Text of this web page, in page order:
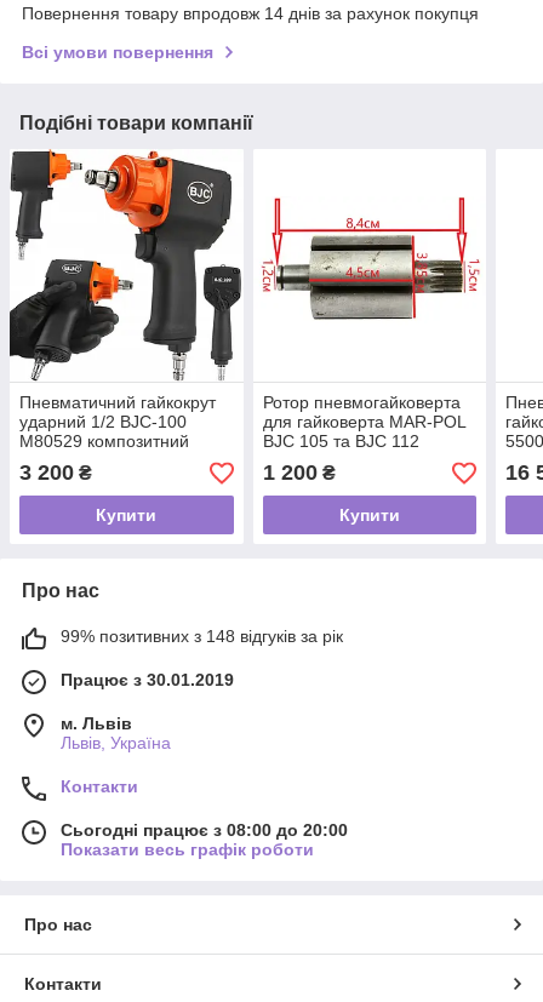
Повернення товару впродовж 14 днів за рахунок покупця
Всі умови повернення
Подібні товари компанії
Пневматичний гайкокрут
ударний 1/2 BJC-100
M80529 композитний
MAR-POL
3 200 ₴
Купити
Ротор пневмогайковерта
для гайковерта MAR-POL
BJC 105 та BJC 112
1 200₴
Купити
POL
16
Про нас
99% позитивних з 148 відгуків за рік
Працює з 30.01.2019
м. Львів
Львів, Україна
Контакти
Сьогодні працює з 08:00 до 20:00
Показати весь графік роботи
Про нас
Контакти